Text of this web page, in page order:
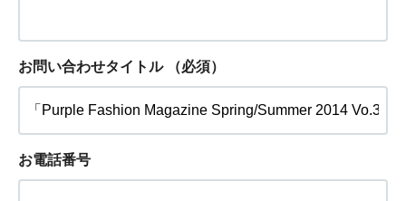
お問い合わせタイトル （必須）
お電話番号